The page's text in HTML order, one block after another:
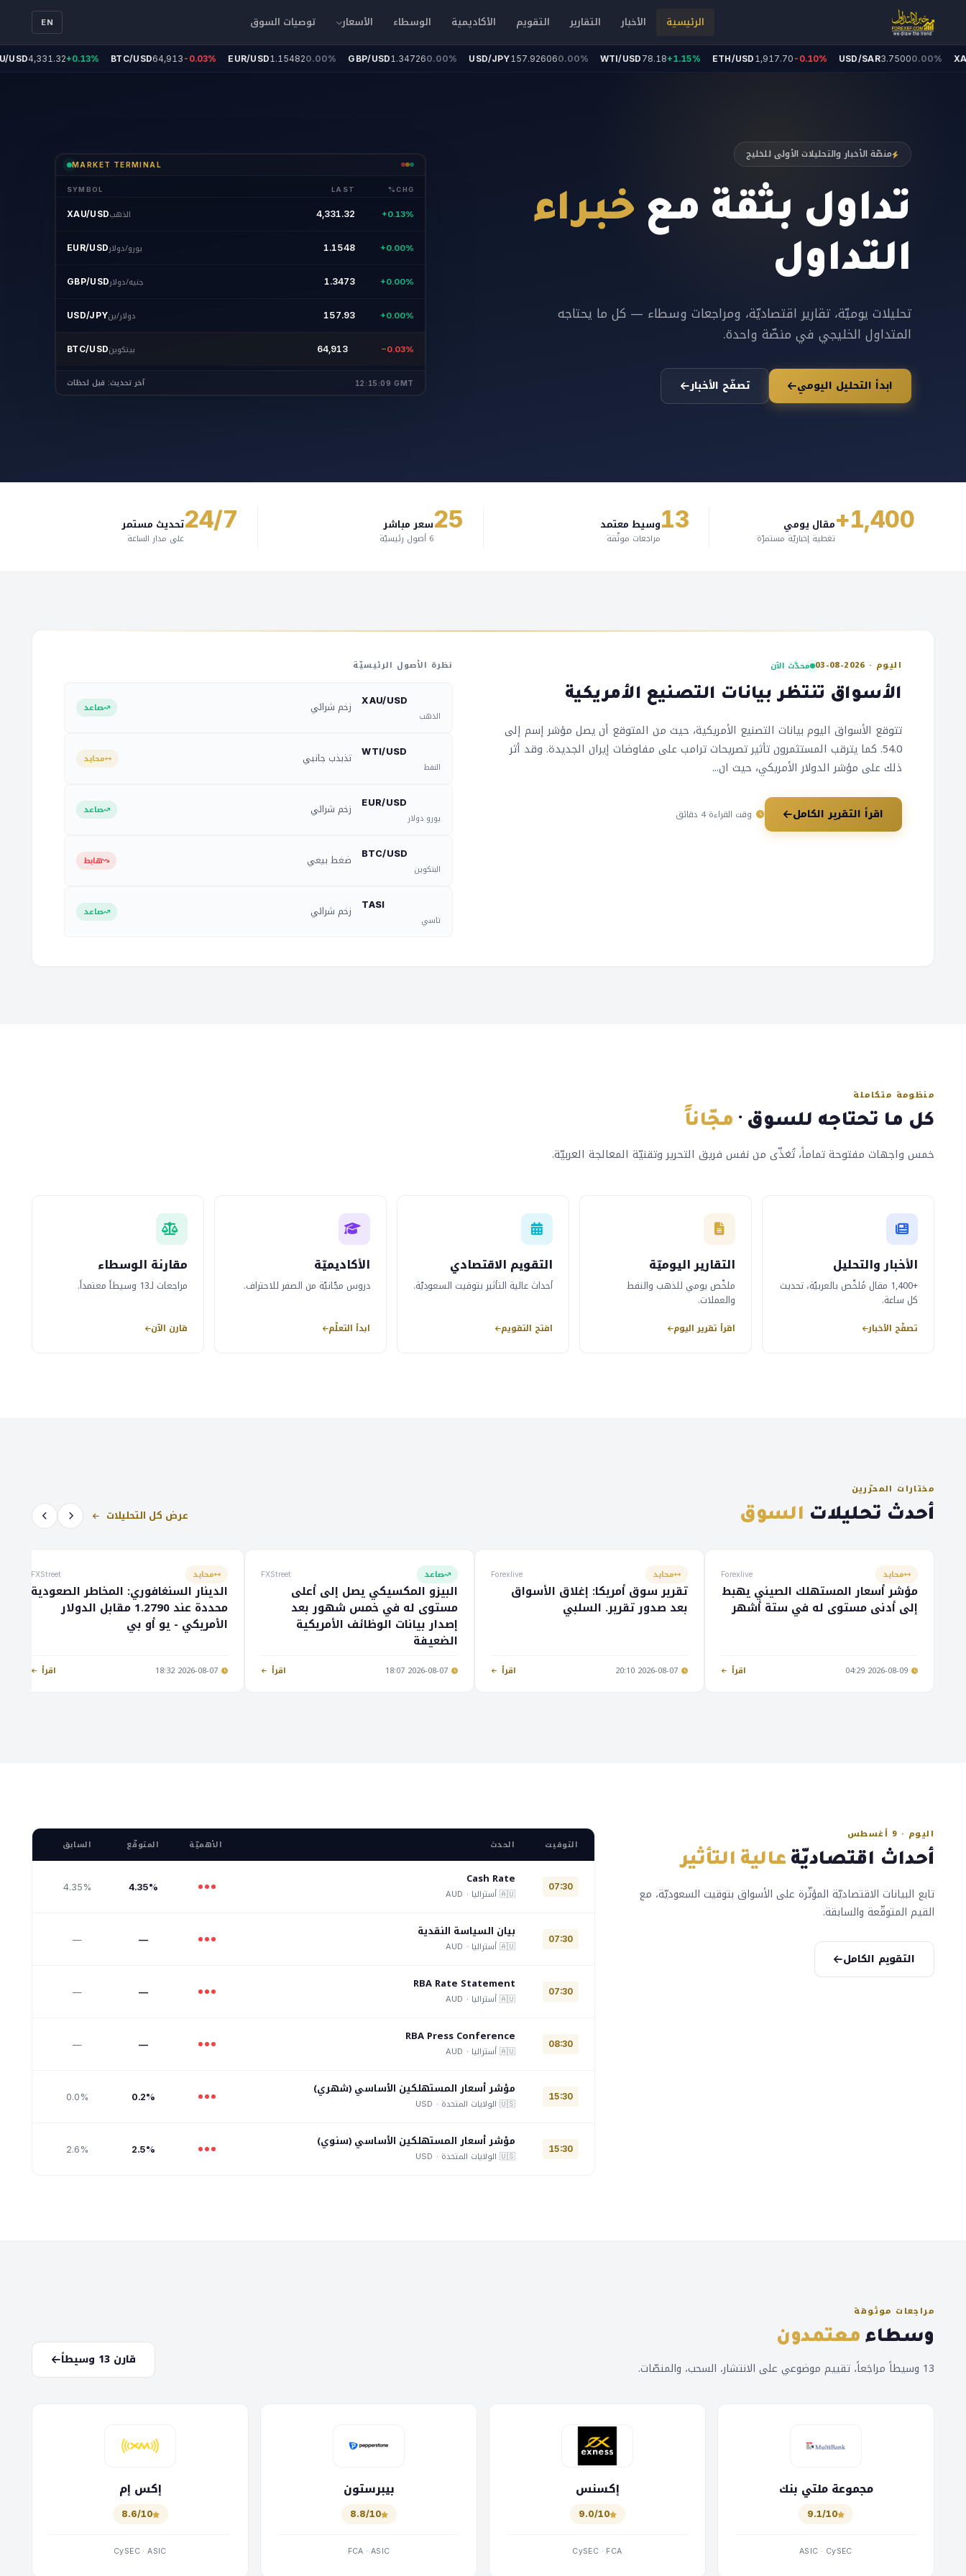
الرئيسية الأخبار التقارير التقويم الأكاديمية الوسطاء الأسعار توصيات السوق EN
4,331.32+0.13% BTC/USD64,913 -0.03% EUR/USD1.154820.00% GBP/USD1.347260.00% USD/JPY157.926060.00% WTI/USD78.18 +1.15% ETH/USD1,917.70-0.10% USD/SAR3.75000.00%
منصّة الأخبار والتحليلات الأولى للخليج
تداول بثقة مع خبراء
التداول
تحليلات يوميّة، تقارير اقتصاديّة، ومراجعات وسطاء — كل ما يحتاجه
المتداول الخليجي في منصّة واحدة.
ابدأ التحليل اليومي تصفّح الأخبار
MARKET TERMINAL
SYMBOL LAST %CHG
XAU/USDالذهب 4,331.32 +0.13%
EUR/USD يورو/دولار 1.1548 +0.00%
GBP/USD جنيه/دولار 1.3473 +0.00%
USD/JPYدولار/ين 157.93 +0.00%
BTC/USDبيتكوين 64,913 −0.03%
آخر تحديث: قبل لحظات 12:15:09 GMT
1,400+ مقال يومي
تغطية إخباريّة مستمرّة
13وسيط معتمد
مراجعات موثّقة
25سعر مباشر
6 أصول رئيسيّة
24/7تحديث مستمر
على مدار الساعة
اليوم · 2026-08-03 محدَّث الآن
الأسواق تنتظر بيانات التصنيع الأمريكية
تتوقع الأسواق اليوم بيانات التصنيع الأمريكية، حيث من المتوقع أن يصل مؤشر إسم إلى
54.0. كما يترقب المستثمرون تأثير تصريحات ترامب على مفاوضات إيران الجديدة. وقد أثر
ذلك على مؤشر الدولار الأمريكي، حيث ان...
اقرأ التقرير الكامل وقت القراءة 4 دقائق
نظرة الأصول الرئيسيّة
XAU/USD
الذهب
زخم شرائي صاعد
WTI/USD
النفط
تذبذب جانبي محايد
EUR/USD
يورو دولار
زخم شرائي صاعد
BTC/USD
البتكوين
ضغط بيعي هابط
TASI
تاسي
زخم شرائي صاعد
منظومة متكاملة
كل ما تحتاجه للسوق · مجّاناً
خمس واجهات مفتوحة تماماً، تُغذّى من نفس فريق التحرير وتقنيّة المعالجة العربيّة.
الأخبار والتحليل
+1,400 مقال مُلخّص بالعربيّة، تحديث
كل ساعة.
تصفّح الأخبار
التقارير اليوميّة
ملخّص يومي للذهب والنفط
والعملات.
اقرأ تقرير اليوم
التقويم الاقتصادي
أحداث عالية التأثير بتوقيت السعوديّة.
افتح التقويم
الأكاديميّة
دروس مجّانيّة من الصفر للاحتراف.
ابدأ التعلّم
مقارنة الوسطاء
مراجعات لـ13 وسيطاً معتمداً.
قارن الآن
مختارات المحرّرين
أحدث تحليلات السوق عرض كل التحليلات
محايد Forexlive
مؤشر أسعار المستهلك الصيني يهبط
إلى أدنى مستوى له في ستة أشهر
2026-08-09 04:29 اقرأ
محايد Forexlive
تقرير سوق أمريكا: إغلاق الأسواق
بعد صدور تقرير. السلبي
2026-08-07 20:10 اقرأ
صاعد FXStreet
البيزو المكسيكي يصل إلى أعلى
مستوى له في خمس شهور بعد
إصدار بيانات الوظائف الأمريكية
الضعيفة
2026-08-07 18:07 اقرأ
محايد FXStreet
الدينار السنغافوري: المخاطر الصعودية
محددة عند 1.2790 مقابل الدولار
الأمريكي - يو أو بي
2026-08-07 18:32 اقرأ
اليوم · 9 أغسطس
أحداث اقتصاديّة عالية التأثير
تابع البيانات الاقتصاديّة المؤثّرة على الأسواق بتوقيت السعوديّة، مع
القيم المتوقّعة والسابقة.
التقويم الكامل
التوقيت الحدث الأهميّة المتوقّع السابق
07:30
Cash Rate
🇦🇺 أستراليا · AUD
4.35%
4.35%
07:30 بيان السياسة النقدية
🇦🇺 أستراليا · AUD
—
—
07:30
RBA Rate Statement
🇦🇺 أستراليا · AUD
—
—
08:30
RBA Press Conference
🇦🇺 أستراليا · AUD
—
—
15:30 مؤشر أسعار المستهلكين الأساسي (شهري)
🇺🇸 الولايات المتحدة · USD
0.2%
0.0%
15:30 مؤشر أسعار المستهلكين الأساسي (سنوي)
🇺🇸 الولايات المتحدة · USD
2.5%
2.6%
مراجعات موثوقة
وسطاء معتمدون
13 وسيطاً مراجَعاً، تقييم موضوعي على الانتشار، السحب، والمنصّات. قارن 13 وسيطاً
مجموعة ملتي بنك
9.1/10
ASIC · CySEC
إكسنس
9.0/10
CySEC · FCA
بيبرستون
8.8/10
FCA · ASIC
إكس إم
8.6/10
CySEC · ASIC